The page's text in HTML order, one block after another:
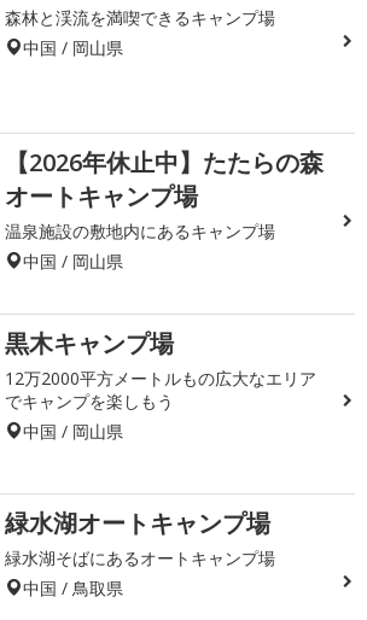
森林と渓流を満喫できるキャンプ場
中国 / 岡山県
【2026年休止中】たたらの森
オートキャンプ場
温泉施設の敷地内にあるキャンプ場
中国 / 岡山県
黒木キャンプ場
12万2000平方メートルもの広大なエリア
でキャンプを楽しもう
中国 / 岡山県
緑水湖オートキャンプ場
緑水湖そばにあるオートキャンプ場
中国 / 鳥取県